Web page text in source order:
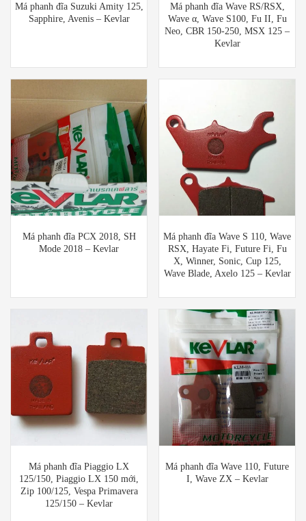
Má phanh đĩa Suzuki Amity 125,
Sapphire, Avenis – Kevlar
Má phanh đĩa Wave RS/RSX,
Wave α, Wave S100, Fu II, Fu
Neo, CBR 150-250, MSX 125 –
Kevlar
Má phanh đĩa PCX 2018, SH
Mode 2018 – Kevlar
Má phanh đĩa Wave S 110, Wave
RSX, Hayate Fi, Future Fi, Fu
X, Winner, Sonic, Cup 125,
Wave Blade, Axelo 125 – Kevlar
Má phanh đĩa Piaggio LX
125/150, Piaggio LX 150 mới,
Zip 100/125, Vespa Primavera
125/150 – Kevlar
Má phanh đĩa Wave 110, Future
I, Wave ZX – Kevlar